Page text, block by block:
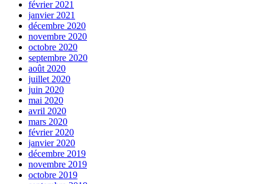
février 2021
janvier 2021
décembre 2020
novembre 2020
octobre 2020
septembre 2020
août 2020
juillet 2020
juin 2020
mai 2020
avril 2020
mars 2020
février 2020
janvier 2020
décembre 2019
novembre 2019
octobre 2019